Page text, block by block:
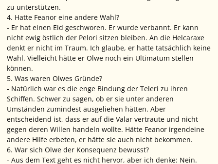
zu unterstützen.
4. Hatte Feanor eine andere Wahl?
- Er hat einen Eid geschworen. Er wurde verbannt. Er kann
nicht ewig östlich der Pelori sitzen bleiben. An die Helcaraxe
denkt er nicht im Traum. Ich glaube, er hatte tatsächlich keine
Wahl. Vielleicht hätte er Olwe noch ein Ultimatum stellen
können.
5. Was waren Olwes Gründe?
- Natürlich war es die enge Bindung der Teleri zu ihren
Schiffen. Schwer zu sagen, ob er sie unter anderen
Umständen zumindest ausgeliehen hätten. Aber
entscheidend ist, dass er auf die Valar vertraute und nicht
gegen deren Willen handeln wollte. Hätte Feanor irgendeine
andere Hilfe erbeten, er hätte sie auch nicht bekommen.
6. War sich Olwe der Konsequenz bewusst?
- Aus dem Text geht es nicht hervor, aber ich denke: Nein.